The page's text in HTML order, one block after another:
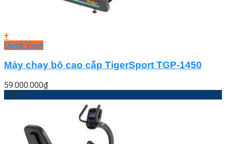
+
Quick View
Máy chạy bộ cao cấp TigerSport TGP-1450
59.000.000₫
-18%